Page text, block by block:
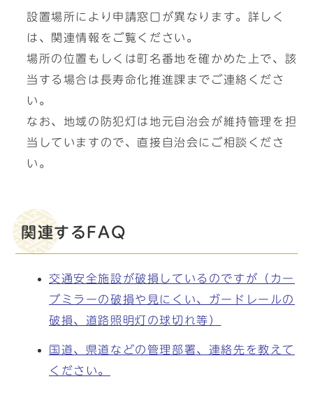
設置場所により申請窓口が異なります。詳しく
は、関連情報をご覧ください。
場所の位置もしくは町名番地を確かめた上で、該
当する場合は長寿命化推進課までご連絡くださ
い。
なお、地域の防犯灯は地元自治会が維持管理を担
当していますので、直接自治会にご相談くださ
い。
関連するFAQ
交通安全施設が破損しているのですが（カー
ブミラーの破損や見にくい、ガードレールの
破損、道路照明灯の球切れ等）
国道、県道などの管理部署、連絡先を教えて
ください。